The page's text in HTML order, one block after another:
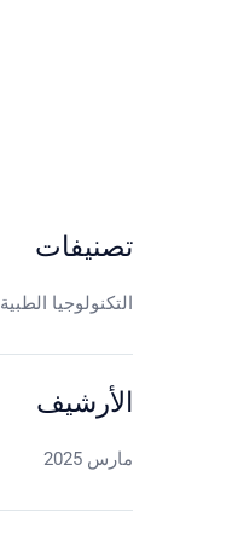
تصنيفات
التكنولوجيا الطبية
الأرشيف
مارس 2025